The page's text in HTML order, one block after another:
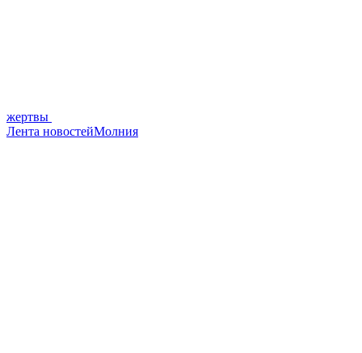
жертвы
Лента новостейМолния